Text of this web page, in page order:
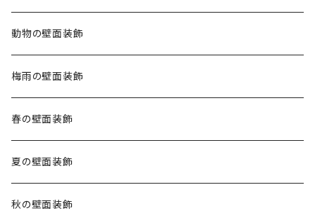
動物の壁面装飾
梅雨の壁面装飾
春の壁面装飾
夏の壁面装飾
秋の壁面装飾